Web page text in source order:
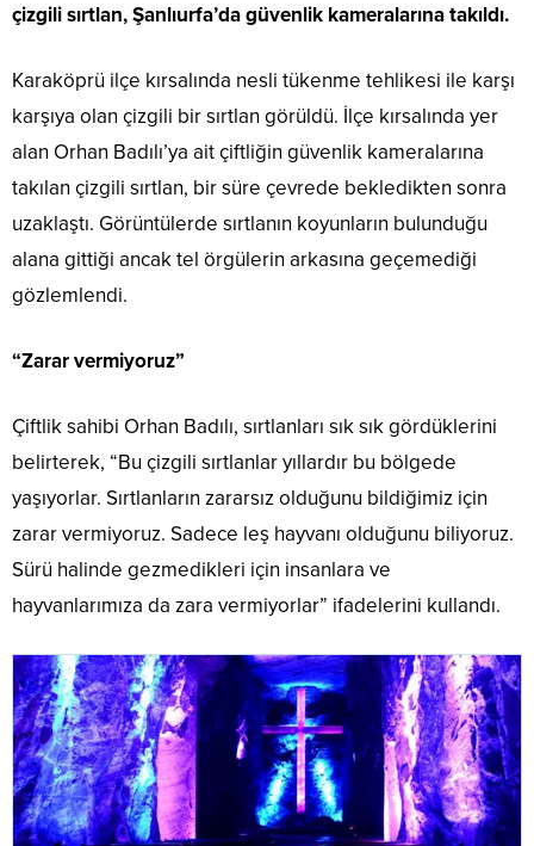
çizgili sırtlan, Şanlıurfa’da güvenlik kameralarına takıldı.
Karaköprü ilçe kırsalında nesli tükenme tehlikesi ile karşı
karşıya olan çizgili bir sırtlan görüldü. İlçe kırsalında yer
alan Orhan Badılı’ya ait çiftliğin güvenlik kameralarına
takılan çizgili sırtlan, bir süre çevrede bekledikten sonra
uzaklaştı. Görüntülerde sırtlanın koyunların bulunduğu
alana gittiği ancak tel örgülerin arkasına geçemediği
gözlemlendi.
“Zarar vermiyoruz”
Çiftlik sahibi Orhan Badılı, sırtlanları sık sık gördüklerini
belirterek, “Bu çizgili sırtlanlar yıllardır bu bölgede
yaşıyorlar. Sırtlanların zararsız olduğunu bildiğimiz için
zarar vermiyoruz. Sadece leş hayvanı olduğunu biliyoruz.
Sürü halinde gezmedikleri için insanlara ve
hayvanlarımıza da zara vermiyorlar” ifadelerini kullandı.